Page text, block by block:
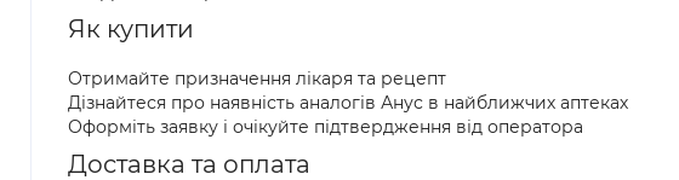
Як купити
Отримайте призначення лікаря та рецепт
Дізнайтеся про наявність аналогів Анус в найближчих аптеках
Оформіть заявку і очікуйте підтвердження від оператора
Доставка та оплата